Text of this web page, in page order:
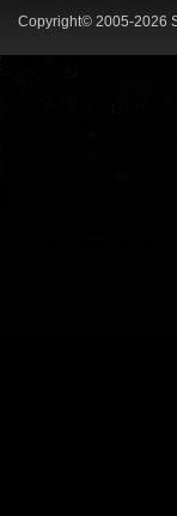
Copyright© 2005-2026